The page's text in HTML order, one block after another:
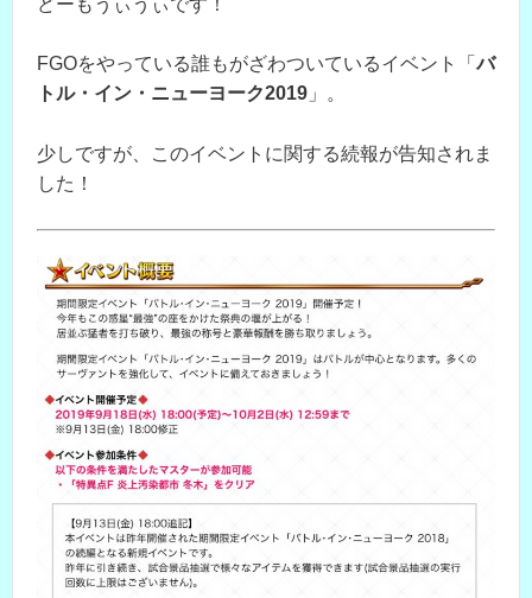
FGOをやっている誰もがざわついているイベント「バ
トル・イン・ニューヨーク2019 」。
少しですが、このイベントに関する続報が告知されま
した！